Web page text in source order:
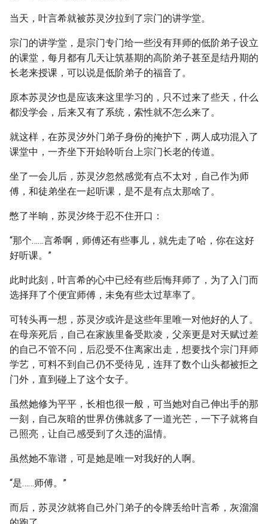
当天，叶言希就被苏灵汐拉到了宗门的讲学堂。
宗门的讲学堂，是宗门专门给一些没有拜师的低阶弟子设立
的课堂，每月都有几天让筑基期的高阶弟子甚至是结丹期的
长老来授课，可以说是低阶弟子的福音了。
原本苏灵汐也是应该来这里学习的，只不过来了些天，什么
都没学会，后来又有了系统，索性就不怎么来了。
就这样，在苏灵汐外门弟子身份的掩护下，两人成功混入了
课堂中，一齐坐下开始聆听台上宗门长老的传道。
坐了一会儿后，苏灵汐忽然感觉有点不太对，自己作为师
傅，和徒弟坐在一起听课，是不是有点太那啥了。
憋了半晌，苏灵汐终于忍不住开口：
“那个……言希啊，师傅还有些事儿，就先走了哈，你在这好
好听课。”
此时此刻，叶言希的心中已经有些后悔拜师了，为了入门而
选择拜了个便宜师傅，未免有些太过草率了。
可转头再一想，苏灵汐或许是这些年里唯一对他好的人了。
在母亲死后，自己在家族里备受欺凌，父亲更是对天赋过差
的自己不管不问，后忍受不住离家出走，想要找个宗门拜师
学艺，可料不到自己仍不受待见，连拜了数个山头都被拒之
门外，直到碰上了这个女子。
虽然她修为平平，长相也很一般，可当她对自己伸出手的那
一刻，自己灰暗的世界仿佛就多了一道光芒，一下子就将自
己照亮，让自己感受到了久违的温情。
虽然她不靠谱，可是她是唯一对我好的人啊。
“是……师傅。”
而后，苏灵汐就将自己外门弟子的令牌丢给叶言希，灰溜溜